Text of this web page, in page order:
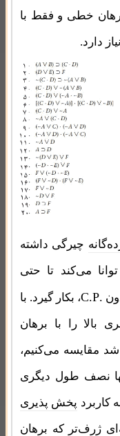
برهان خطی و فقط با
چیرگی داشته
می‌کند تا حتی
.C.P
، بکار گیرد. با
وقتی برهان ۲۰ سطری بالا را با برهان
شد مقایسه می‌کنیم،
نصف طول دیگری
کاربرد پخش پذیری
ژرف‌تر که برهان